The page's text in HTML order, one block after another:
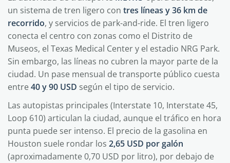
un sistema de tren ligero con tres líneas y 36 km de
recorrido, y servicios de park-and-ride. El tren ligero
conecta el centro con zonas como el Distrito de
Museos, el Texas Medical Center y el estadio NRG Park.
Sin embargo, las líneas no cubren la mayor parte de la
ciudad. Un pase mensual de transporte público cuesta
entre40 y 90 USD según el tipo de servicio.
Las autopistas principales (Interstate 10, Interstate 45,
Loop 610) articulan la ciudad, aunque el tráfico en hora
punta puede ser intenso. El precio de la gasolina en
Houston suele rondar los 2,65 USD por galón
(aproximadamente 0,70 USD por litro), por debajo de